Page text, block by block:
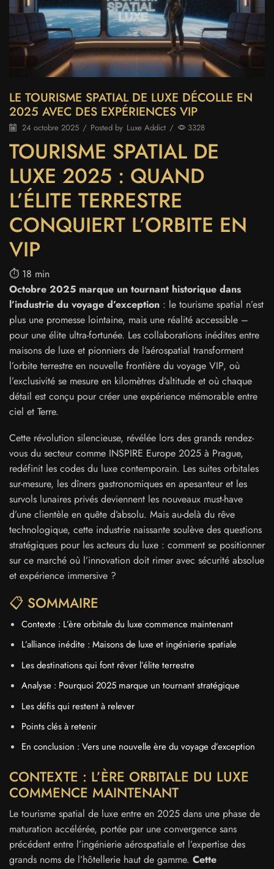
LE TOURISME SPATIAL DE LUXE DÉCOLLE EN
2025 AVEC DES EXPÉRIENCES VIP
24 octobre 2025 / Posted by Luxe Addict / 3328
TOURISME SPATIAL DE
LUXE 2025 : QUAND
L’ÉLITE TERRESTRE
CONQUIERT L’ORBITE EN
VIP
⏱️ 18 min
Octobre 2025 marque un tournant historique dans
l’industrie du voyage d’exception : le tourisme spatial n’est
plus une promesse lointaine, mais une réalité accessible –
pour une élite ultra-fortunée. Les collaborations inédites entre
maisons de luxe et pionniers de l’aérospatial transforment
l’orbite terrestre en nouvelle frontière du voyage VIP, où
l’exclusivité se mesure en kilomètres d’altitude et où chaque
détail est conçu pour créer une expérience mémorable entre
ciel et Terre.
Cette révolution silencieuse, révélée lors des grands rendez-
vous du secteur comme INSPIRE Europe 2025 à Prague,
redéfinit les codes du luxe contemporain. Les suites orbitales
sur-mesure, les dîners gastronomiques en apesanteur et les
survols lunaires privés deviennent les nouveaux must-have
d’une clientèle en quête d’absolu. Mais au-delà du rêve
technologique, cette industrie naissante soulève des questions
stratégiques pour les acteurs du luxe : comment se positionner
sur ce marché où l’innovation doit rimer avec sécurité absolue
et expérience immersive ?
📋 SOMMAIRE
Contexte : L’ère orbitale du luxe commence maintenant
L’alliance inédite : Maisons de luxe et ingénierie spatiale
Les destinations qui font rêver l’élite terrestre
Analyse : Pourquoi 2025 marque un tournant stratégique
Les défis qui restent à relever
Points clés à retenir
En conclusion : Vers une nouvelle ère du voyage d’exception
CONTEXTE : L’ÈRE ORBITALE DU LUXE
COMMENCE MAINTENANT
Le tourisme spatial de luxe entre en 2025 dans une phase de
maturation accélérée, portée par une convergence sans
précédent entre l’ingénierie aérospatiale et l’expertise des
grands noms de l’hôtellerie haut de gamme. Cette